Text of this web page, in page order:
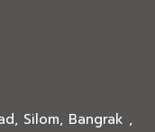
Silom, Bangrak ,